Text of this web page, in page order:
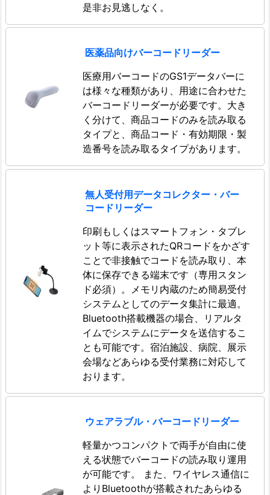
是非お見逃しなく。
医薬品向けバーコードリーダー
医療用バーコードのGS1データバーに
は様々な種類があり、用途に合わせた
バーコードリーダーが必要です。大き
く分けて、商品コードのみを読み取る
タイプと、商品コード・有効期限・製
造番号を読み取るタイプがあります。
無人受付用データコレクター・バー
コードリーダー
印刷もしくはスマートフォン・タブレ
ット等に表示されたQRコードをかざす
ことで非接触でコードを読み取り、本
体に保存できる端末です（専用スタン
ド必須）。メモリ内蔵のため簡易受付
システムとしてのデータ集計に最適。
Bluetooth搭載機器の場合、リアルタ
イムでシステムにデータを送信するこ
とも可能です。宿泊施設、病院、展示
会場などあらゆる受付業務に対応して
おります。
ウェアラブル・バーコードリーダー
軽量かつコンパクトで両手が自由に使
える状態でバーコードの読み取り運用
が可能です。 また、ワイヤレス通信に
よりBluetoothが搭載されたあらゆる